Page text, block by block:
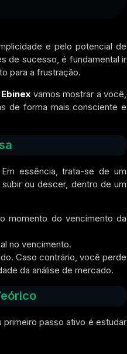
e pelo potencial de
de sucesso, é fundamental ir
para a frustração.
Ebinex vamos mostrar a você,
de forma mais consciente e
Em essência, trata-se de um
ou descer, dentro de um
momento do vencimento da
no vencimento.
Caso contrário, você perde
da análise de mercado.
primeiro passo ativo é estudar